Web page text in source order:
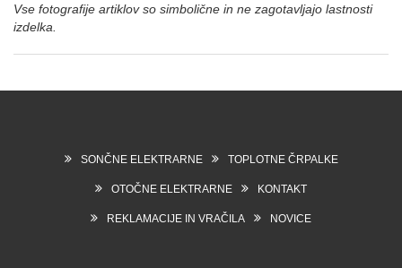
Vse fotografije artiklov so simbolične in ne zagotavljajo lastnosti
izdelka.
SONČNE ELEKTRARNE TOPLOTNE ČRPALKE
OTOČNE ELEKTRARNE KONTAKT
REKLAMACIJE IN VRAČILA NOVICE